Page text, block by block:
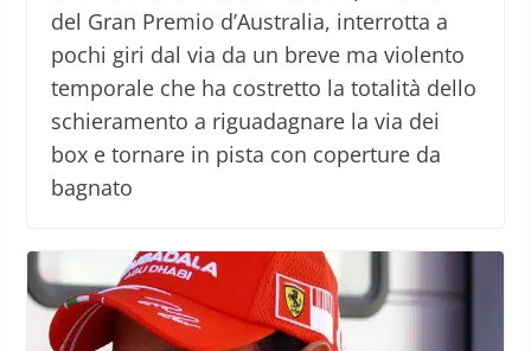
del Gran Premio d’Australia, interrotta a
pochi giri dal via da un breve ma violento
temporale che ha costretto la totalità dello
schieramento a riguadagnare la via dei
box e tornare in pista con coperture da
bagnato